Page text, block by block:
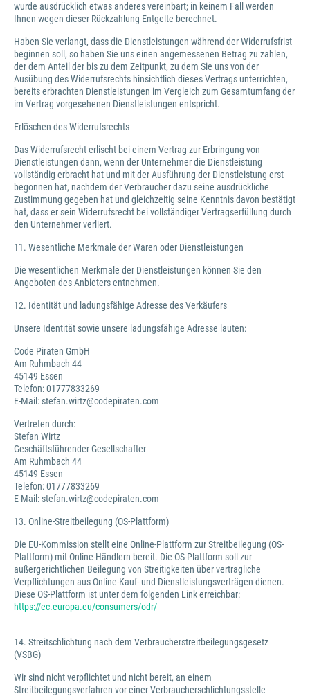
wurde ausdrücklich etwas anderes vereinbart; in keinem Fall werden
Ihnen wegen dieser Rückzahlung Entgelte berechnet.
Haben Sie verlangt, dass die Dienstleistungen während der Widerrufsfrist
beginnen soll, so haben Sie uns einen angemessenen Betrag zu zahlen,
der dem Anteil der bis zu dem Zeitpunkt, zu dem Sie uns von der
Ausübung des Widerrufsrechts hinsichtlich dieses Vertrags unterrichten,
bereits erbrachten Dienstleistungen im Vergleich zum Gesamtumfang der
im Vertrag vorgesehenen Dienstleistungen entspricht.
Erlöschen des Widerrufsrechts
Das Widerrufsrecht erlischt bei einem Vertrag zur Erbringung von
Dienstleistungen dann, wenn der Unternehmer die Dienstleistung
vollständig erbracht hat und mit der Ausführung der Dienstleistung erst
begonnen hat, nachdem der Verbraucher dazu seine ausdrückliche
Zustimmung gegeben hat und gleichzeitig seine Kenntnis davon bestätigt
hat, dass er sein Widerrufsrecht bei vollständiger Vertragserfüllung durch
den Unternehmer verliert.
11. Wesentliche Merkmale der Waren oder Dienstleistungen
Die wesentlichen Merkmale der Dienstleistungen können Sie den
Angeboten des Anbieters entnehmen.
12. Identität und ladungsfähige Adresse des Verkäufers
Unsere Identität sowie unsere ladungsfähige Adresse lauten:
Code Piraten GmbH
Am Ruhmbach 44
45149 Essen
Telefon: 01777833269
E-Mail: stefan.wirtz@codepiraten.com
Vertreten durch:
Stefan Wirtz
Geschäftsführender Gesellschafter
Am Ruhmbach 44
45149 Essen
Telefon: 01777833269
E-Mail: stefan.wirtz@codepiraten.com
13. Online-Streitbeilegung (OS-Plattform)
Die EU-Kommission stellt eine Online-Plattform zur Streitbeilegung (OS-
Plattform) mit Online-Händlern bereit. Die OS-Plattform soll zur
außergerichtlichen Beilegung von Streitigkeiten über vertragliche
Verpflichtungen aus Online-Kauf- und Dienstleistungsverträgen dienen.
Diese OS-Plattform ist unter dem folgenden Link erreichbar:
https://ec.europa.eu/consumers/odr/
14. Streitschlichtung nach dem Verbraucherstreitbeilegungsgesetz
(VSBG)
Wir sind nicht verpflichtet und nicht bereit, an einem
Streitbeilegungsverfahren vor einer Verbraucherschlichtungsstelle